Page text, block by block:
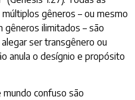
gêneros – ou mesmo
gêneros ilimitados – são
ser transgênero ou
anula o desígnio e propósito
confuso são